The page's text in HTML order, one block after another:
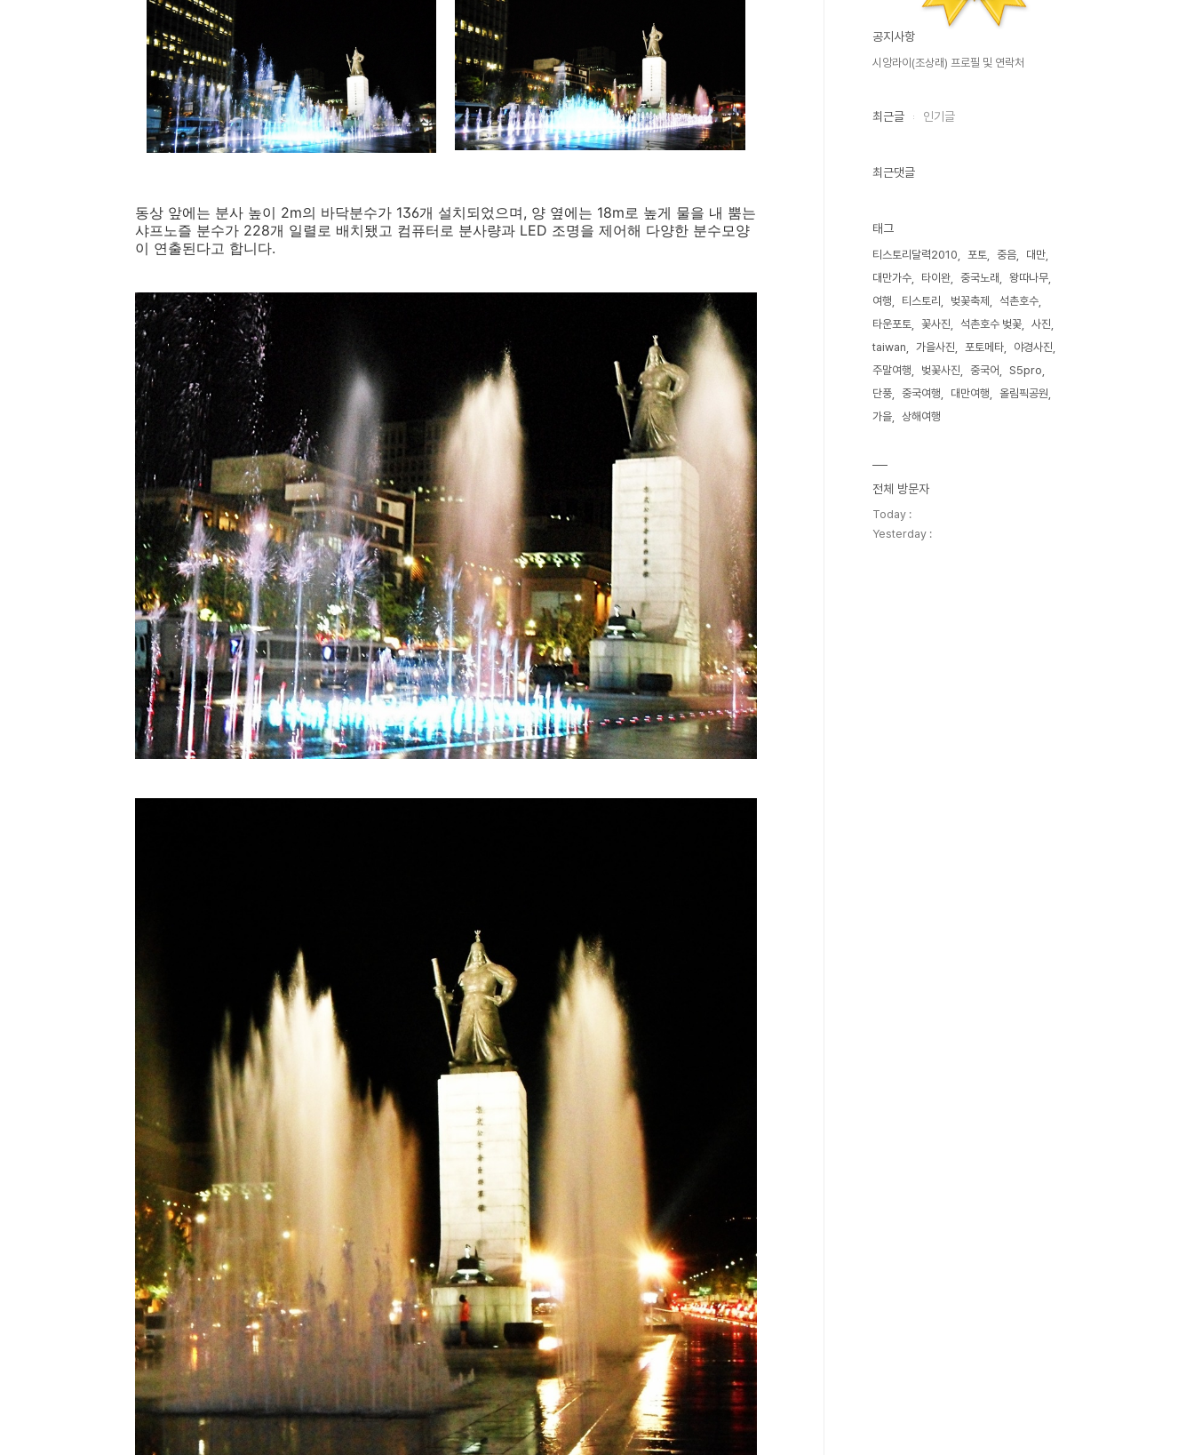
동상 앞에는 분사 높이 2m의 바닥분수가 136개 설치되었으며, 양 옆에는 18m로 높게 물을 내 뿜는
샤프노즐 분수가 228개 일렬로 배치됐고 컴퓨터로 분사량과 LED 조명을 제어해 다양한 분수모양
이 연출된다고 합니다.
공지사항
시앙라이(조상래) 프로필 및 연락처
최근글 인기글
최근댓글
태그
티스토리달력2010 포토 중음
대만
대만가수
타이완 중국노래
왕따나무
여행
티스토리 벚꽃축제
석촌호수
타운포토
꽃사진 석촌호수 벚꽃
사진
taiwan
가을사진 포토메타
야경사진
주말여행
벚꽃사진 중국어
S5pro
단풍
중국여행 대만여행
올림픽공원
가을
상해여행
전체 방문자
Today :
Yesterday :